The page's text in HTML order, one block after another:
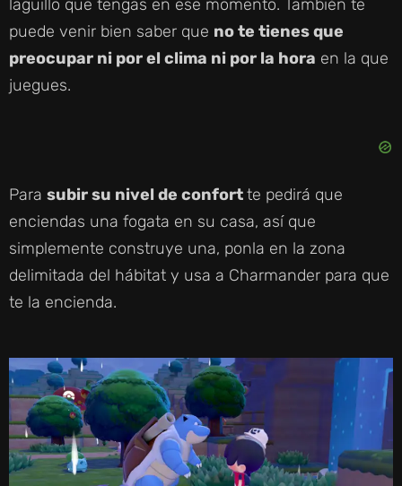
laguillo que tengas en ese momento. También te
puede venir bien saber que no te tienes que
preocupar ni por el clima ni por la hora en la que
juegues.
Para subir su nivel de confortte pedirá que
enciendas una fogata en su casa, así que
simplemente construye una, ponla en la zona
delimitada del hábitat y usa a Charmander para que
te la encienda.